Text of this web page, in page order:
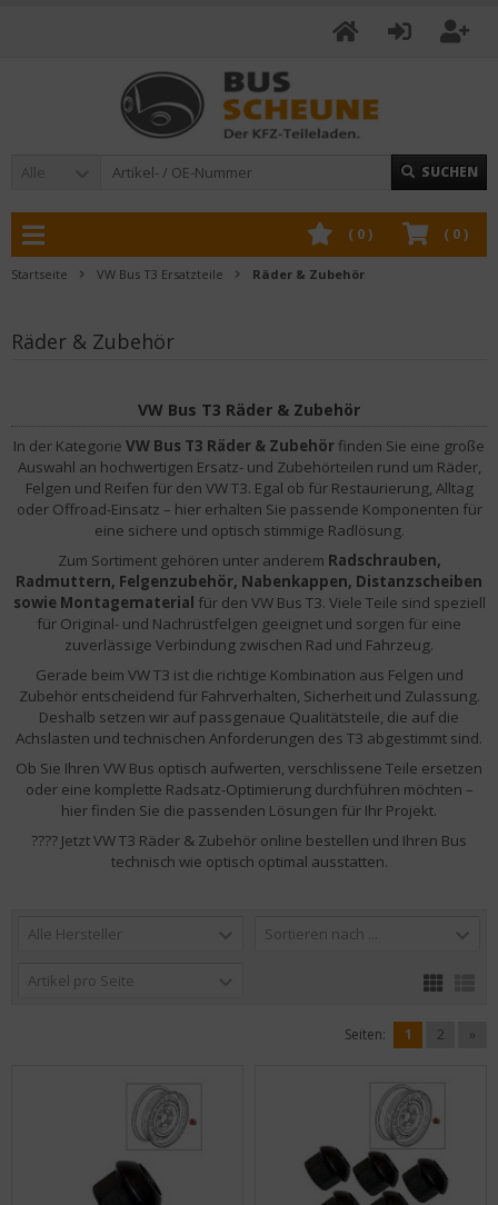
Alle SUCHEN
( 0)
( 0)
Startseite VW Bus T3 Ersatzteile Räder & Zubehör
Räder & Zubehör
VW Bus T3 Räder & Zubehör
In der Kategorie VW Bus T3 Räder & Zubehörfinden Sie eine große
Auswahl an hochwertigen Ersatz- und Zubehörteilen rund um Räder,
Felgen und Reifen für den VW T3. Egal ob für Restaurierung, Alltag
oder Offroad-Einsatz – hier erhalten Sie passende Komponenten für
eine sichere und optisch stimmige Radlösung.
Zum Sortiment gehören unter anderem Radschrauben,
Radmuttern, Felgenzubehör, Nabenkappen, Distanzscheiben
sowie Montagematerial für den VW Bus T3. Viele Teile sind speziell
für Original- und Nachrüstfelgen geeignet und sorgen für eine
zuverlässige Verbindung zwischen Rad und Fahrzeug.
Gerade beim VW T3 ist die richtige Kombination aus Felgen und
Zubehör entscheidend für Fahrverhalten, Sicherheit und Zulassung.
Deshalb setzen wir auf passgenaue Qualitätsteile, die auf die
Achslasten und technischen Anforderungen des T3 abgestimmt sind.
Ob Sie Ihren VW Bus optisch aufwerten, verschlissene Teile ersetzen
oder eine komplette Radsatz-Optimierung durchführen möchten –
hier finden Sie die passenden Lösungen für Ihr Projekt.
???? Jetzt VW T3 Räder & Zubehör online bestellen und Ihren Bus
technisch wie optisch optimal ausstatten.
Alle Hersteller Sortieren nach ...
Artikel pro Seite
Seiten: 1 2 »